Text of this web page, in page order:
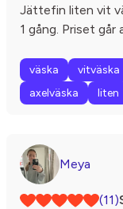
Jättefin liten vit
1 gång. Priset går
väska vitväska
axelväska
liten
Meya
(11)